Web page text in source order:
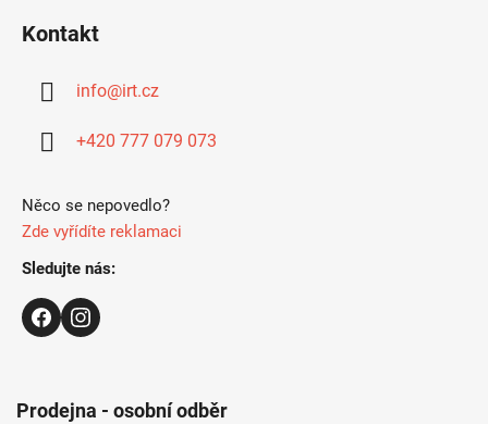
Kontakt
info@irt.cz
+420 777 079 073
Něco se nepovedlo?
Zde vyřídíte reklamaci
Sledujte nás:
Prodejna - osobní odběr